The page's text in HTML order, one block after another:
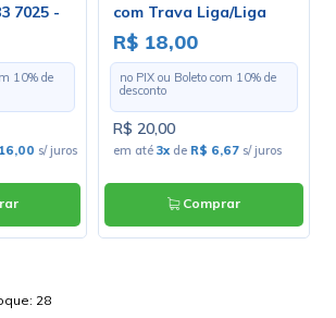
7025 -
10% de
s/ juros
com Trava Liga/Liga
para Solda Fio - PBS-24-
202
R$ 18,00
no PIX ou Boleto com 10% de
desconto
R$ 20,00
em até 3xde R$ 6,67s/ juros
Comprar
28